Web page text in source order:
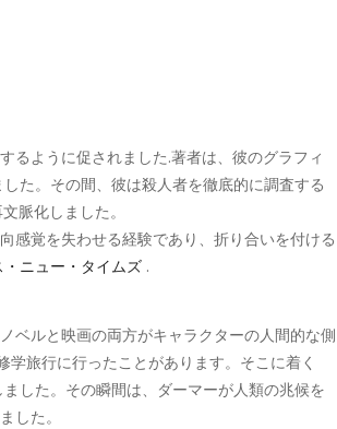
るように促されました.著者は、彼のグラフィ
た。その間、彼は殺人者を徹底的に調査する
脈化しました。
感覚を失わせる経験であり、折り合いを付ける
ニュー・タイムズ .
ベルと映画の両方がキャラクターの人間的な側
旅行に行ったことがあります。そこに着く
した。その瞬間は、ダーマーが人類の兆候を
した。